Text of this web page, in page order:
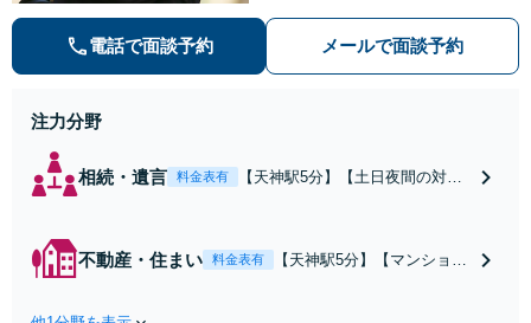
電話で面談予約 メールで面談予約
注力分野
相続・遺言 料金表有
【天神駅5分】【土日夜間の対応
富なノウハウも活用し、的確な対
応で軋轢を減らしながらスピーデ
不動産・住まい 料金表有
【天神駅5分】【マンション